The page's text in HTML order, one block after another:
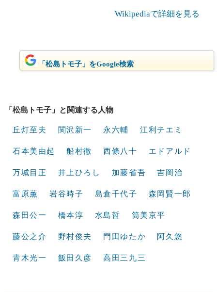
Wikipediaで詳細を見る
「松島トモ子」をGoogle検索
「松島トモ子」と関連する人物
丘灯至夫 関沢新一 永六輔 江利チエミ
石本美由起 船村徹 西條八十 エドアルド
万城目正 井上ひろし 加藤省吾 吉岡治
富原薫 岩谷時子 島倉千代子 森岡賢一郎
森田公一 橋本淳 水島哲 筒美京平
藤公之介 野村俊夫 門田ゆたか 阿久悠
青木光一 飯田久彦 高田三九三